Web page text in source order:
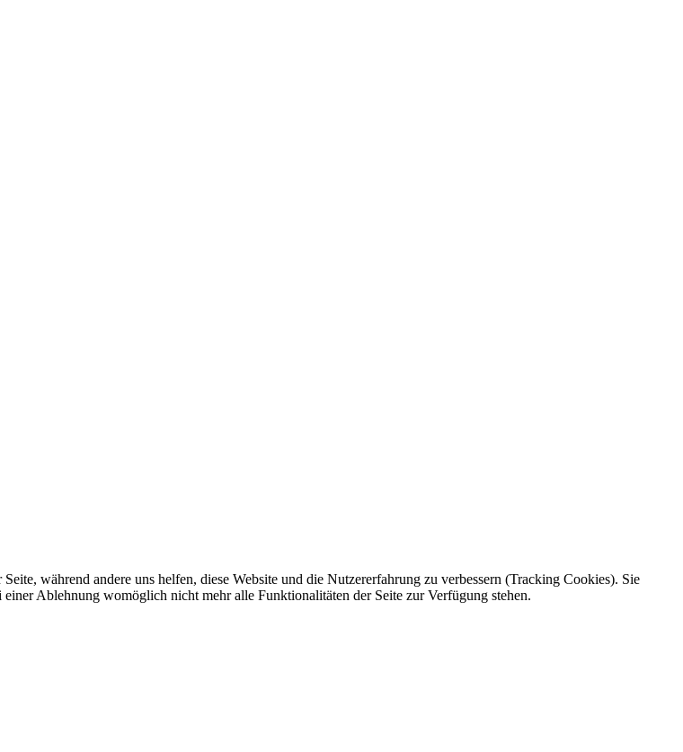
während andere uns helfen, diese Website und die Nutzererfahrung zu verbessern (Tracking Cookies). Sie
Ablehnung womöglich nicht mehr alle Funktionalitäten der Seite zur Verfügung stehen.